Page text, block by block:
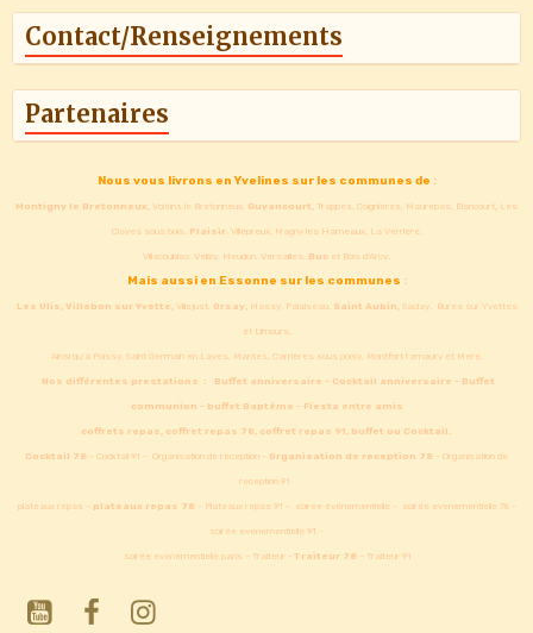
Contact/Renseignements
Partenaires
Nous vous livrons en Yvelines sur les communes de :
Montigny le Bretonneux, Voisins le Bretonneux, Guyancourt, Trappes, Coignières, Maurepas, Elancourt, Les
Clayes sous bois, Plaisir, Villepreux, Magny les Hameaux, La Verriere,
Villacoublay, Vélizy, Meudon, Versailles, Buc et Bois d'Arcy.
Mais aussi en Essonne sur les communes :
Les Ulis, Villebon sur Yvette,Villejust, Orsay,Massy, Palaiseau, Saint Aubin,Saclay, Bures sur Yvettes
et Limours.
Ainsi qu'à Poissy, Saint Germain en Layes, Mantes, Carrières sous poisy, Montfort l'amaury et Méré.
Nos différentes prestations : Buffet anniversaire - Cocktail anniversaire - Buffet
communion - buffet Baptême - Fiesta entre amis
coffrets repas, coffret repas 78, coffret repas 91, buffet ou Cocktail.
Cocktail 78 - Cocktail 91 - Organisation de réception - Organisation de reception 78 - Organisation de
reception 91
plateaux repas - plateaux repas 78- Plateaux repas 91 - soirée événementielle - soirée evenementielle 78 -
soirée evenementielle 91 -
soirée evenementielle paris - Traiteur - Traiteur 78 - Traiteur 91